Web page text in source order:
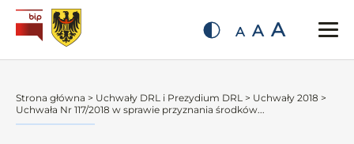
A A A
Strona główna > Uchwały DRL i Prezydium DRL > Uchwały 2018 >
Uchwała Nr 117/2018 w sprawie przyznania środków...